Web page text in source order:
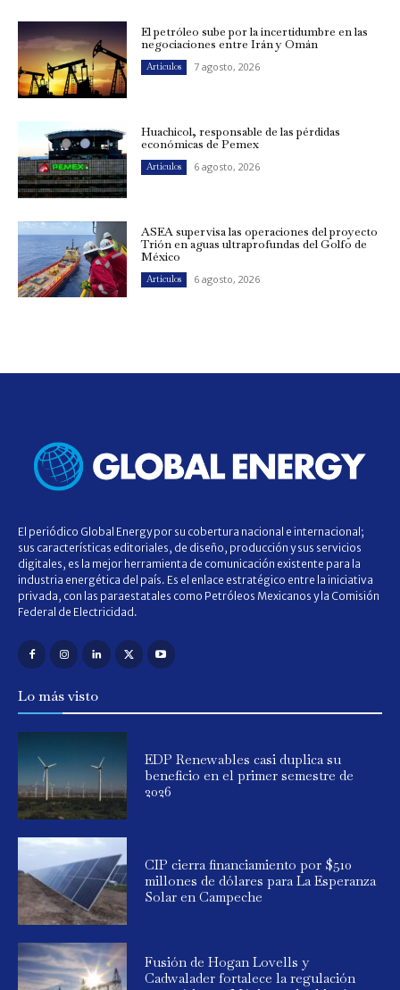
El petróleo sube por la incertidumbre en las
negociaciones entre Irán y Omán
Artículos 7 agosto, 2026
Huachicol, responsable de las pérdidas
económicas de Pemex
Artículos 6 agosto, 2026
ASEA supervisa las operaciones del proyecto
Trión en aguas ultraprofundas del Golfo de
México
Artículos 6 agosto, 2026
El periódico Global Energy por su cobertura nacional e internacional;
sus características editoriales, de diseño, producción y sus servicios
digitales, es la mejor herramienta de comunicación existente para la
industria energética del país. Es el enlace estratégico entre la iniciativa
privada, con las paraestatales como Petróleos Mexicanos y la Comisión
Federal de Electricidad.
Lo más visto
EDP Renewables casi duplica su
beneficio en el primer semestre de
2026
CIP cierra financiamiento por $510
millones de dólares para La Esperanza
Solar en Campeche
Fusión de Hogan Lovells y
Cadwalader fortalece la regulación